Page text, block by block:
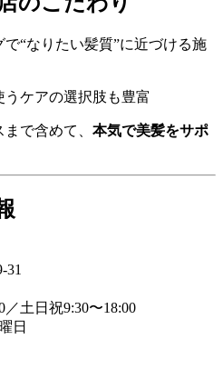
“なりたい髪質”に近づける施
ケアの選択肢も豊富
で含めて、 本気で美髪をサポ
31
土日祝9:30〜18:00
日